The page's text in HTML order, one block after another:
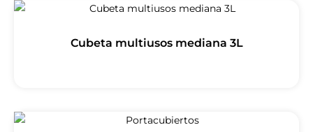
Cubeta multiusos mediana 3L